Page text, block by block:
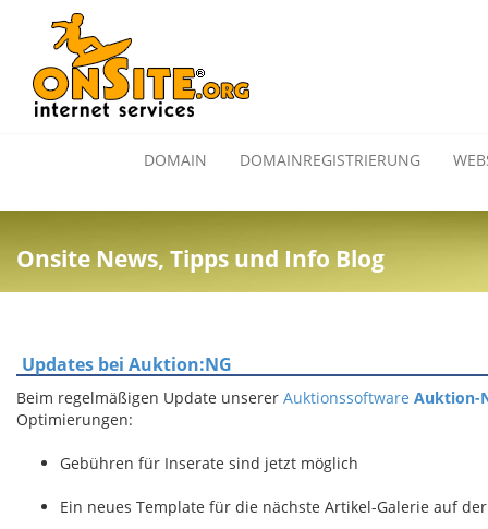
DOMAIN DOMAINREGISTRIERUNG
Onsite News, Tipps und Info Blog
Updates bei Auktion:NG
Beim regelmäßigen Update unserer Auktionssoftware Auktion-
Optimierungen:
Gebühren für Inserate sind jetzt möglich
Ein neues Template für die nächste Artikel-Galerie auf